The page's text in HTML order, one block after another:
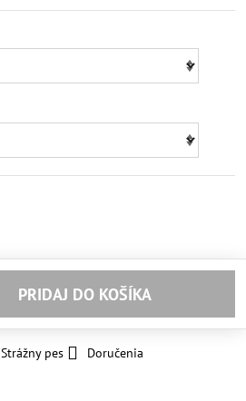
PRIDAJ DO KOŠÍKA
Strážny pes
Doručenia